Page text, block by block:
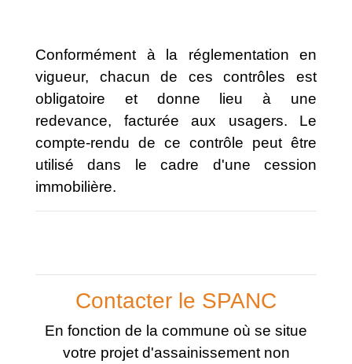
Conformément à la réglementation en
vigueur, chacun de ces contrôles est
obligatoire et donne lieu à une
redevance, facturée aux usagers. Le
compte-rendu de ce contrôle peut être
utilisé dans le cadre d'une cession
immobilière.
Contacter le SPANC
En fonction de la commune où se situe
votre projet d'assainissement non